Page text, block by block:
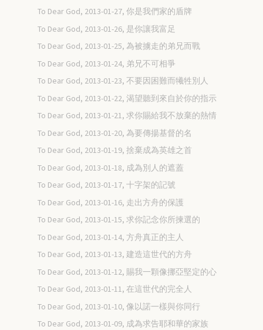
To Dear God, 2013-01-27, 你是我們家的盾牌
To Dear God, 2013-01-26, 是你讓我富足
To Dear God, 2013-01-25, 為被擄走的弟兄而戰
To Dear God, 2013-01-24, 弟兄不可相爭
To Dear God, 2013-01-23, 不要因困難而犧牲別人
To Dear God, 2013-01-22, 渴望聽到來自於你的指示
To Dear God, 2013-01-21, 求你賜給我不放棄的熱情
To Dear God, 2013-01-20, 為要傳揚基督的名
To Dear God, 2013-01-19, 捨棄成為英雄之首
To Dear God, 2013-01-18, 成為別人的遮蓋
To Dear God, 2013-01-17, 十字架的記號
To Dear God, 2013-01-16, 走出方舟的保護
To Dear God, 2013-01-15, 求你記念你所揀選的
To Dear God, 2013-01-14, 方舟真正的主人
To Dear God, 2013-01-13, 建造這世代的方舟
To Dear God, 2013-01-12, 賜我一顆像挪亞堅定的心
To Dear God, 2013-01-11, 在這世代的完全人
To Dear God, 2013-01-10, 像以諾一樣與你同行
To Dear God, 2013-01-09, 成為求告耶和華的家族